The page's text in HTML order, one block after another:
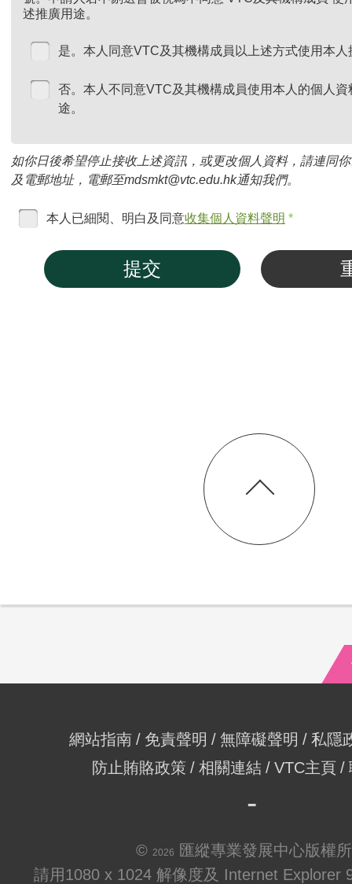
述推廣用途。
是。本人同意VTC及其機構成員以上述方式使用本
否。本人不同意VTC及其機構成員使用本人的個人
途。
如你日後希望停止接收上述資訊，或更改個人資料，請連同
及電郵地址，電郵至mdsmkt@vtc.edu.hk通知我們。
本人已細閱、明白及同意收集個人資料聲明 *
提交
網站指南 免責聲明 無障礙聲明
私隱
防止賄賂政策
相關連結 VTC主頁
© 2026
匯縱專業發展中心版權
請用1080 x 1024 解像度及 Internet Explorer